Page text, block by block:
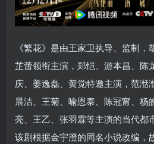
《繁花》是由王家卫执导、监制，
芷蕾领衔主演， 郑恺、 游本昌、 陈
庆、 姜逸磊、 黄觉特邀主演， 范湉
晨洁、 王菊、 喻恩泰、 陈冠甯、 杨
亮、 王乙、 张羽霖等主演的当代都
该剧根据金宇澄的同名小说改编，